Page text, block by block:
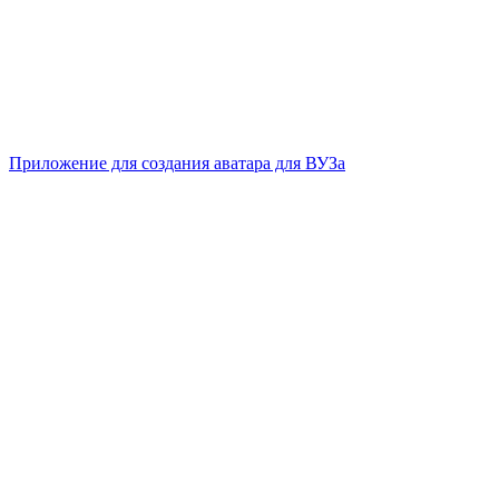
Приложение для создания аватара для ВУЗа